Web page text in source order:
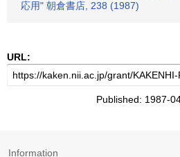
応用" 朝倉書店, 238 (1987)
URL:
Published: 1987-
Information